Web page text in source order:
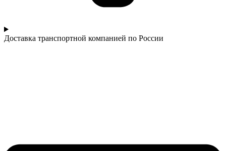
Доставка транспортной компанией по России